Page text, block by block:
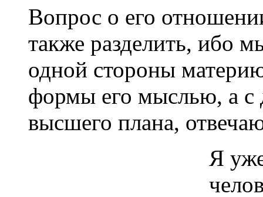
Вопрос о его
также разделить, ибо
одной стороны
формы его мыслью, а с
высшего плана,
Я